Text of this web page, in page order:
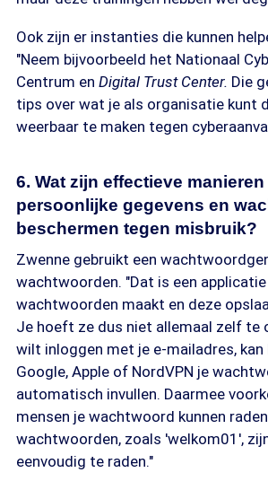
Ook zijn er instanties die kunnen
"Neem bijvoorbeeld het Nationaal
Centrum en Digital Trust Center. Die
tips over wat je als organisatie kunt
weerbaar te maken tegen
6. Wat zijn effectieve manieren
persoonlijke gegevens en
beschermen tegen misbruik?
Zwenne gebruikt een
wachtwoorden. "Dat is een
wachtwoorden maakt en deze
Je hoeft ze dus niet allemaal zelf te
wilt inloggen met je e-mailadres, kan
Google, Apple of NordVPN je
automatisch invullen. Daarmee
mensen je wachtwoord kunnen
wachtwoorden, zoals 'welkom01',
eenvoudig te raden."